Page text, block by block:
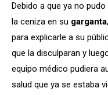
Debido a que ya no
la ceniza en su garganta
para explicarle a su
que la disculparan y
equipo médico pudiera
salud que ya se estaba